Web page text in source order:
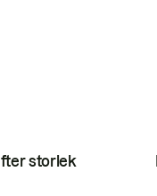
storlek